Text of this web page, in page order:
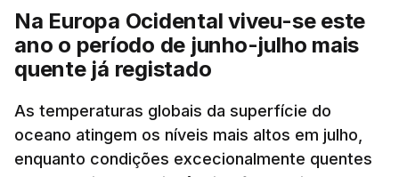
exames, mas ainda não tinham sido afixados.
Alguns encarregados de educação e alunos foram
até à escola para ver o resultado mas ainda não
tinha sido divulgado. Alguns pais apontam
incorreções e aguardam a atualização na
plataforma Inovar.
Na Europa Ocidental viveu-se este
ano o período de junho-julho mais
quente já registado
As temperaturas globais da superfície do
oceano atingem os níveis mais altos em julho,
enquanto condições excecionalmente quentes